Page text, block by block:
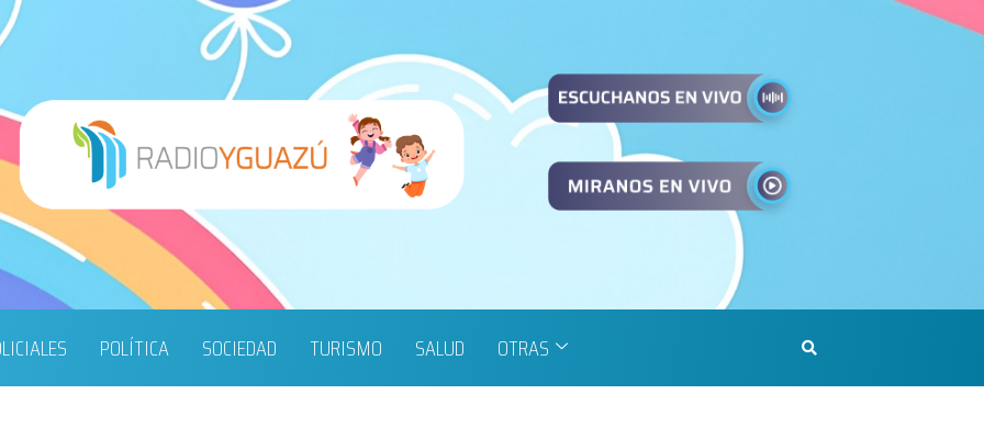
POLÍTICA SOCIEDAD TURISMO SALUD OTRAS